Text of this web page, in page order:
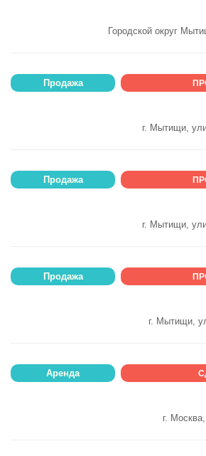
Городской округ
Продажа
г. Мытищи,
Продажа
г. Мытищи,
Продажа
г. Мытищи,
Аренда
г.